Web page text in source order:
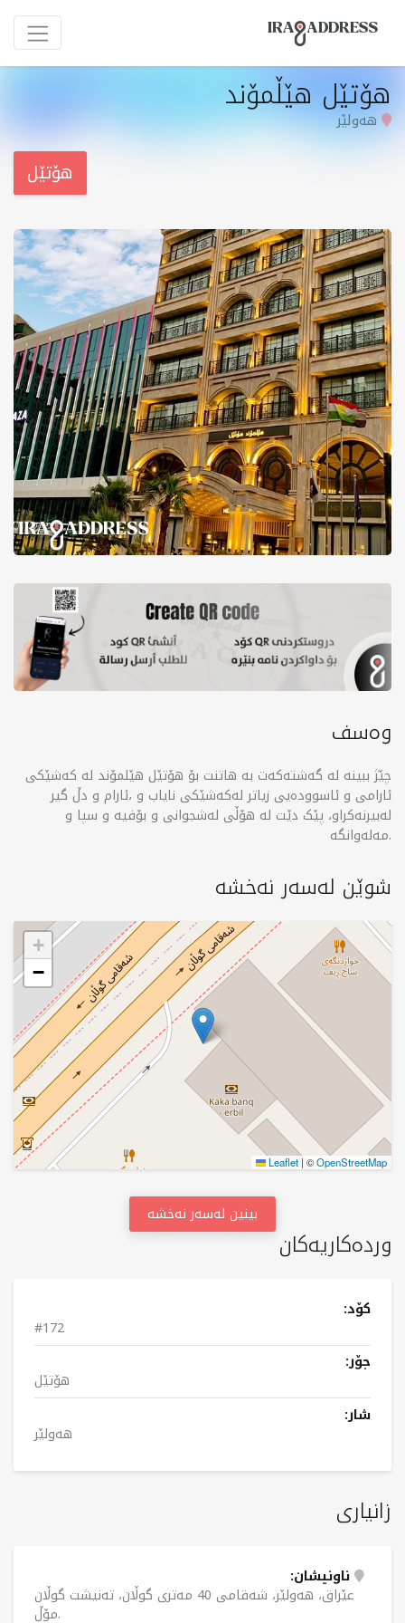
‌هۆتێل هێڵمۆند
هەولێر
هۆتێل
وردەکاریەکان
کۆد:
#172
جۆر:
هۆتێل
شار:
هەولێر
زانیاری
ناونیشان:
عێراق، هەولێر، شەقامی 40 مەتری گوڵان، تەنیشت گوڵان
مۆڵ.
وەسف
چێژ ببینە لە گەشتەکەت بە هاتنت بۆ هۆتێل هێلمۆند لە کەشێکی
ئارام و دڵ گیر، ‎ئارامی و ئاسوودەیی زیاتر لەکەشێکی نایاب و
لەبیرنەکراو، پێک دێت لە هۆڵی لەشجوانی و بۆفیە و سپا و
مەلەوانگە.
شوێن لەسەر نەخشە
+
−
Leaflet | ©OpenStreetMap
بینین لەسەر نەخشە